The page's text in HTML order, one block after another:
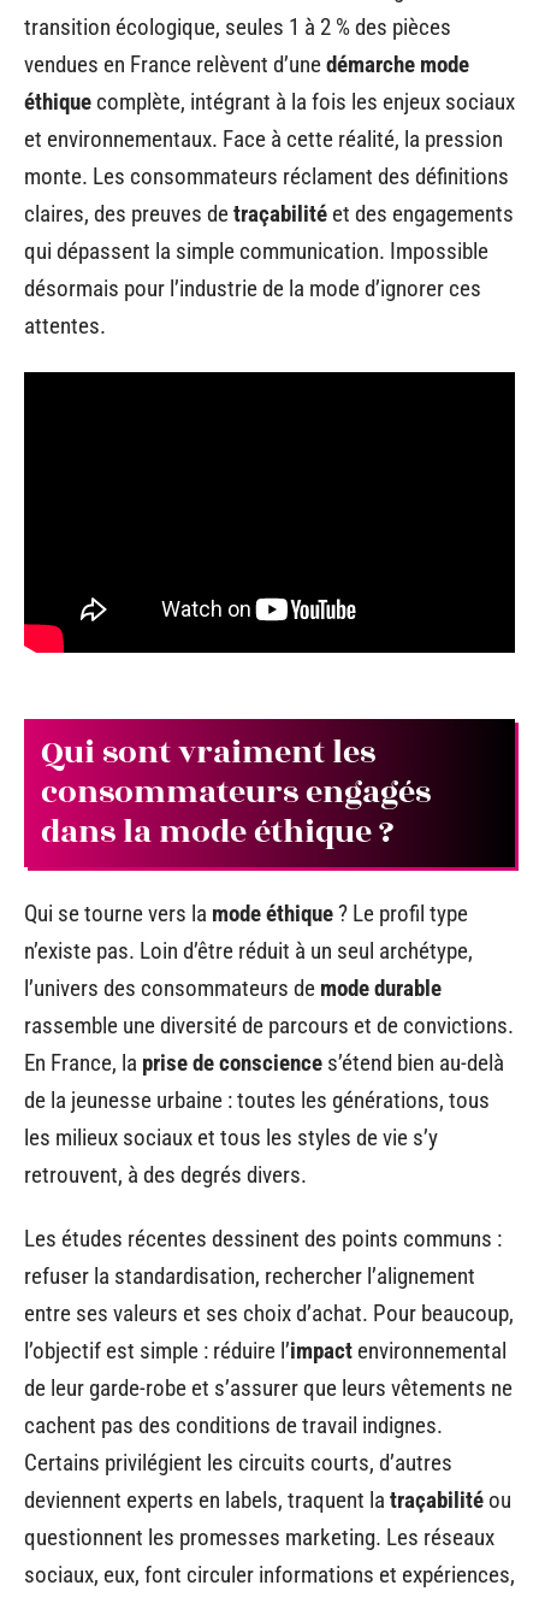
transition écologique, seules 1 à 2 % des pièces
vendues en France relèvent d’unedémarche mode
éthique complète, intégrant à la fois les enjeux sociaux
et environnementaux. Face à cette réalité, la pression
monte. Les consommateurs réclament des définitions
claires, des preuves detraçabilité et des engagements
qui dépassent la simple communication. Impossible
désormais pour l’industrie de la mode d’ignorer ces
attentes.
Qui sont vraiment les
consommateurs engagés
dans la mode éthique ?
Qui se tourne vers la mode éthique? Le profil type
n’existe pas. Loin d’être réduit à un seul archétype,
l’univers des consommateurs de mode durable
rassemble une diversité de parcours et de convictions.
En France, la prise de conscience s’étend bien au-delà
de la jeunesse urbaine : toutes les générations, tous
les milieux sociaux et tous les styles de vie s’y
retrouvent, à des degrés divers.
Les études récentes dessinent des points communs :
refuser la standardisation, rechercher l’alignement
entre ses valeurs et ses choix d’achat. Pour beaucoup,
l’objectif est simple : réduire l’impact environnemental
de leur garde-robe et s’assurer que leurs vêtements ne
cachent pas des conditions de travail indignes.
Certains privilégient les circuits courts, d’autres
deviennent experts en labels, traquent la traçabilité ou
questionnent les promesses marketing. Les réseaux
sociaux, eux, font circuler informations et expériences,